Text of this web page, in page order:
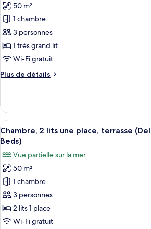
Twin
Beds)
lits
une
place,
balcon
2
Twin
pour
ce
type
de
chambre :
1
lit,
terrasse
(Deluxe
Terrace,
1
King
Bed)
50 m²
1 chambre
3 personnes
1 très grand lit
Wi-Fi gratuit
Plus de détails
Plus
le
type
de
chambre
Chambre,
très
grand
lit,
terrasse
Terrace,
Afficher
toutes
photos
pour
ce
type
de
chambre :
Une
8
Chambre, 2 lits une place, terrasse
Beds)
Vue partielle sur la mer
50 m²
1 chambre
3 personnes
2 lits 1 place
Wi-Fi gratuit